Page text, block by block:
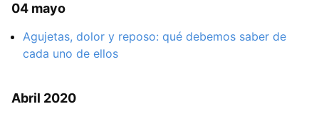
04 mayo
Agujetas, dolor y reposo: qué debemos saber de
cada uno de ellos
Abril 2020